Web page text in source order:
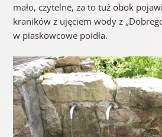
mało, czytelne, za to tuż obok
kraników z ujęciem wody z
w piaskowcowe poidła.